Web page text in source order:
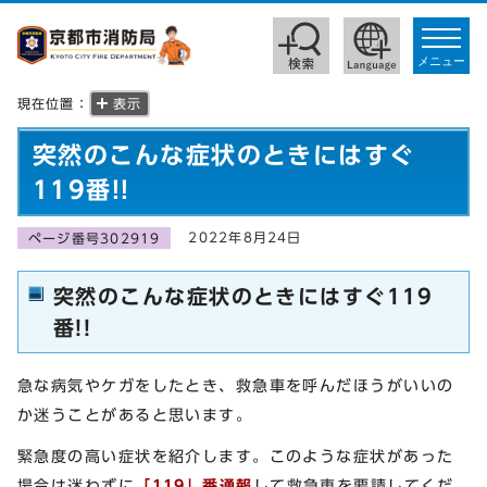
toggle
メニュー
現在位置： 表示
突然のこんな症状のときにはすぐ
119番!!
ページ番号302919 2022年8月24日
突然のこんな症状のときにはすぐ119
番!!
急な病気やケガをしたとき、救急車を呼んだほうがいいの
か迷うことがあると思います。
緊急度の高い症状を紹介します。このような症状があった